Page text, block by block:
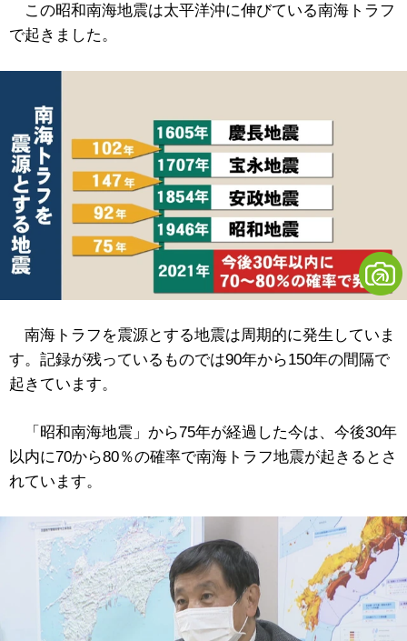
この昭和南海地震は太平洋沖に伸びている南海トラフ
で起きました。
南海トラフを震源とする地震は周期的に発生していま
す。記録が残っているものでは90年から150年の間隔で
起きています。
「昭和南海地震」から75年が経過した今は、今後30年
以内に70から80％の確率で南海トラフ地震が起きるとさ
れています。